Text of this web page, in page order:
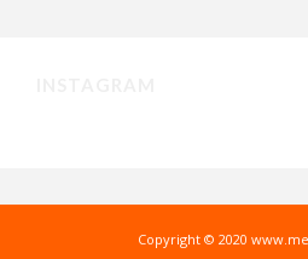
Copyright © 2020